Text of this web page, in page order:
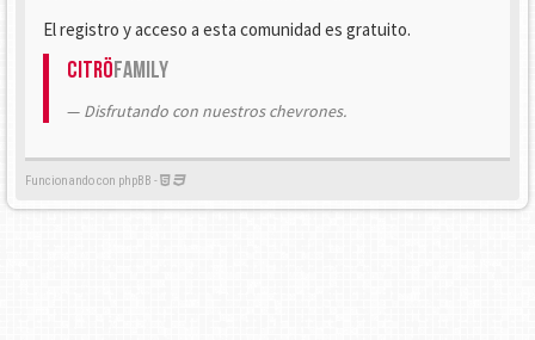
El registro y acceso a esta comunidad es gratuito.
CitröFamily
Disfrutando con nuestros chevrones.
Funcionando con phpBB -